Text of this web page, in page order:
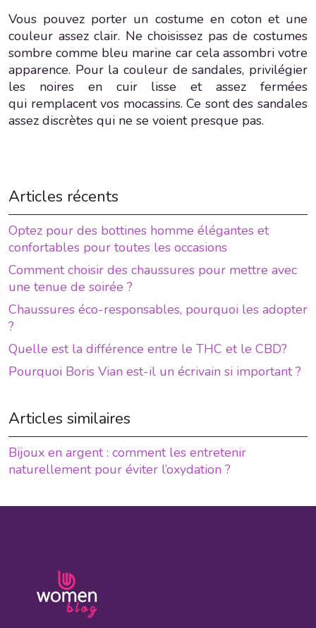
Vous pouvez porter un costume en coton et une
couleur assez clair. Ne choisissez pas de costumes
sombre comme bleu marine car cela assombri votre
apparence. Pour la couleur de sandales, privilégier
les noires en cuir lisse et assez fermées
qui remplacent vos mocassins. Ce sont des sandales
assez discrètes qui ne se voient presque pas.
Articles récents
Optez pour des bottines homme élégantes et
confortables pour toutes les occasions
Comment choisir des chaussures pour mettre avec
une tenue de soirée ?
Chaussures éco-responsables, pourquoi les adopter
?
Quelle est la différence entre le THC et le CBD?
Pourquoi Boris Vian est-il un écrivain si important ?
Articles similaires
Bijoux en argent : comment les entretenir
naturellement pour éviter l’oxydation ?